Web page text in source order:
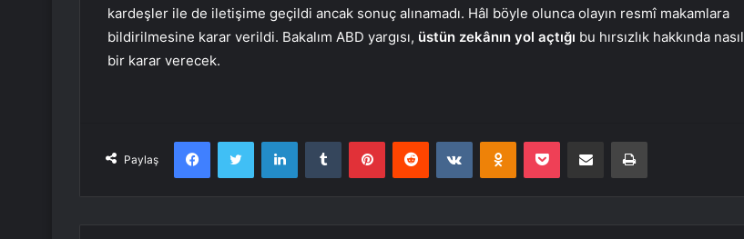
kardeşler ile de iletişime geçildi ancak sonuç alınamadı. Hâl böyle olunca olayın resmî makamlara
bildirilmesine karar verildi. Bakalım ABD yargısı, üstün zekânın yol açtığı bu hırsızlık hakkında nasıl
bir karar verecek.
Paylaş
FacebookTwitter LinkedInTumblr PinterestReddit VKontakteOdnoklassniki
Pocket E-Posta ile paylaş Yazdır